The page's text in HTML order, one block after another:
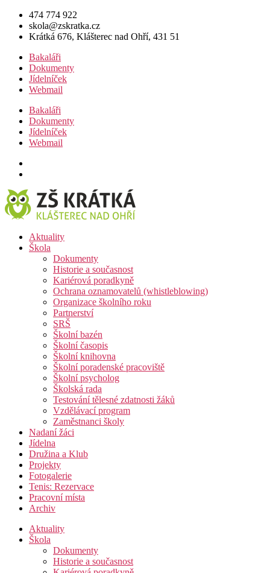
Přejít
obsahu
474 774 922
skola@zskratka.cz
Krátká 676, Klášterec nad Ohří, 431 51
Bakaláři
Dokumenty
Jídelníček
Webmail
Bakaláři
Dokumenty
Jídelníček
Webmail
Aktuality
Škola
Dokumenty
Historie a současnost
Kariérová poradkyně
Ochrana oznamovatelů (whistleblowing)
Organizace školního roku
Partnerství
SRŠ
Školní bazén
Školní časopis
Školní knihovna
Školní poradenské pracoviště
Školní psycholog
Školská rada
Testování tělesné zdatnosti žáků
Vzdělávací program
Zaměstnanci školy
Nadaní žáci
Jídelna
Družina a Klub
Projekty
Fotogalerie
Tenis: Rezervace
Pracovní místa
Archiv
Aktuality
Škola
Dokumenty
Historie a současnost